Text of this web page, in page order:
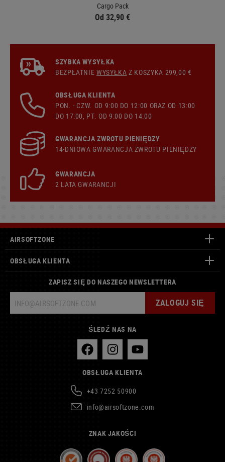
Cargo Pack
Od 32,90 €
SZYBKA WYSYŁKA
BEZPŁATNIEWYSYŁKA Z KOSZYKA 299,00 €
OBSŁUGA KLIENTA
PON. - CZW. OD 9:00 DO 12:00 ORAZ OD 13:00
DO 17:00, PT. OD 9:00 DO 14:00
GWARANCJA ZWROTU PIENIĘDZY
14-DNIOWA GWARANCJA ZWROTU PIENIĘDZY
GWARANCJA
2 LATA GWARANCJI
AIRSOFTZONE
OBSŁUGA KLIENTA
ZAPISZ SIĘ DO NASZEGO NEWSLETTERA
ZALOGUJ SIĘ
ŚLEDŹ NAS NA
OBSŁUGA KLIENTA
+43 7252 50900
info@airsoftzone.com
ZNAK JAKOŚCI